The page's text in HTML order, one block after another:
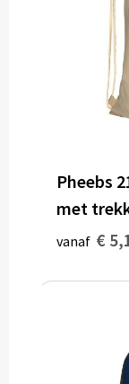
Pheebs
met
vanaf €